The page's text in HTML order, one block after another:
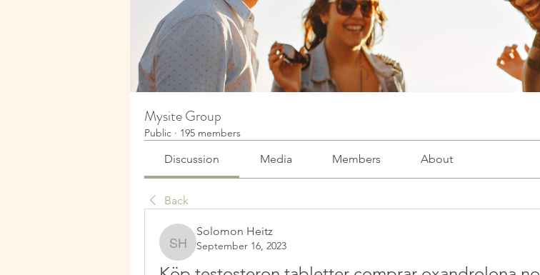
Mysite Group
Public · 195 members
Discussion Media Members About
Back
Solomon Heitz
Solomon Heitz
September 16, 2023